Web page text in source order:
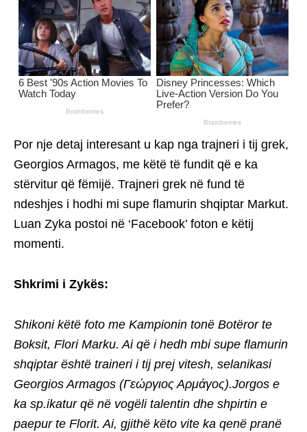
Por nje detaj interesant u kap nga trajneri i tij grek,
Georgios Armagos, me këtë të fundit që e ka
stërvitur që fëmijë. Trajneri grek në fund të
ndeshjes i hodhi mi supe flamurin shqiptar Markut.
Luan Zyka postoi në ‘Facebook’ foton e këtij
momenti.
Shkrimi i Zykës:
Shikoni këtë foto me Kampionin tonë Botëror te
Boksit, Flori Marku. Ai që i hedh mbi supe flamurin
shqiptar është traineri i tij prej vitesh, selanikasi
Georgios Armagos (Γεώργιος Αρμάγος).Jorgos e
ka sp.ikatur që në vogëli talentin dhe shpirtin e
paepur te Florit. Ai, gjithë këto vite ka qenë pranë